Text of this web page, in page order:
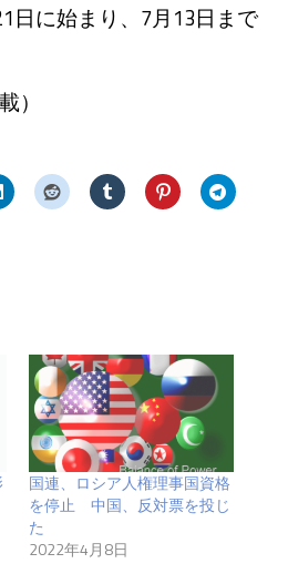
日に始まり、7月13日まで
）
国連、ロシア人権理事国資格
を停止 中国、反対票を投じ
た
2022年4月8日